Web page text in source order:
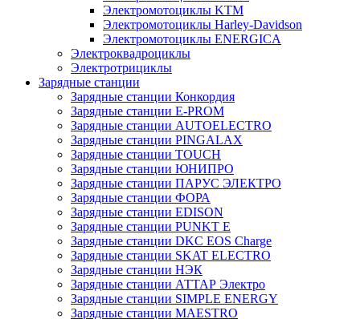
Электромотоциклы KTM
Электромотоциклы Harley-Davidson
Электромотоциклы ENERGICA
Электроквадроциклы
Электротрициклы
Зарядные станции
Зарядные станции Конкордия
Зарядные станции E-PROM
Зарядные станции AUTOELECTRO
Зарядные станции PINGALAX
Зарядные станции TOUCH
Зарядные станции ЮНИПРО
Зарядные станции ПАРУС ЭЛЕКТРО
Зарядные станции ФОРА
Зарядные станции EDISON
Зарядные станции PUNKT E
Зарядные станции DKC EOS Charge
Зарядные станции SKAT ELECTRO
Зарядные станции НЭК
Зарядные станции АТТАР Электро
Зарядные станции SIMPLE ENERGY
Зарядные станции MAESTRO